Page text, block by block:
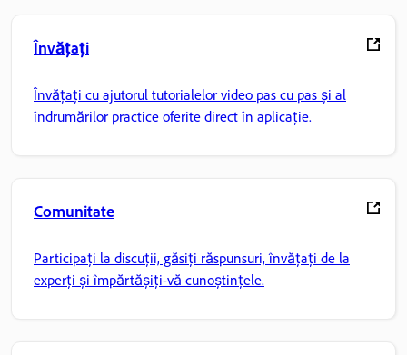
Învățați
Învățați cu ajutorul tutorialelor video pas cu pas și al
îndrumărilor practice oferite direct în aplicație.
Comunitate
Participați la discuții, găsiți răspunsuri, învățați de la
experți și împărtășiți-vă cunoștințele.